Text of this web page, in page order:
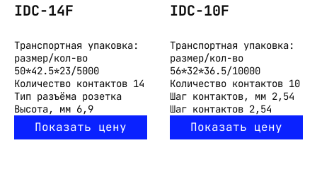
IDC-14F
Транспортная упаковка:
размер/кол-во
50*42.5*23/5000
Количество контактов 14
Тип разъёма розетка
Высота, мм 6,9
Показать цену
IDC-10F
Транспортная упаковка:
размер/кол-во
56*32*36.5/10000
Количество контактов 10
Шаг контактов, мм 2,54
Шаг контактов 2,54
Показать цену